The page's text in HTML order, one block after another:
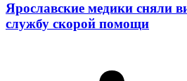
Ярославские медики сняли
службу скорой помощи